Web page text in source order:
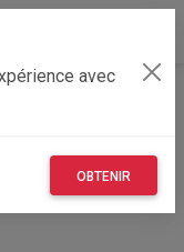
avec
OBTENIR